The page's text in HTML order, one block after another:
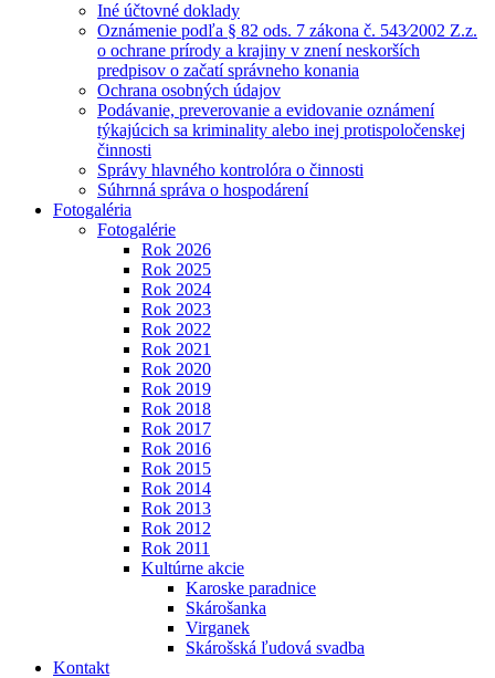
Iné účtovné doklady
Oznámenie podľa § 82 ods. 7 zákona č. 543⁄2002 Z.z.
o ochrane prírody a krajiny v znení neskorších
predpisov o začatí správneho konania
Ochrana osobných údajov
Podávanie, preverovanie a evidovanie oznámení
týkajúcich sa kriminality alebo inej protispoločenskej
činnosti
Správy hlavného kontrolóra o činnosti
Súhrnná správa o hospodárení
Fotogaléria
Fotogalérie
Rok 2026
Rok 2025
Rok 2024
Rok 2023
Rok 2022
Rok 2021
Rok 2020
Rok 2019
Rok 2018
Rok 2017
Rok 2016
Rok 2015
Rok 2014
Rok 2013
Rok 2012
Rok 2011
Kultúrne akcie
Karoske paradnice
Skárošanka
Virganek
Skárošská ľudová svadba
Kontakt